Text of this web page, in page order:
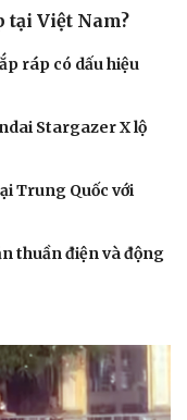
tại Việt Nam?
ráp có dấu hiệu
Stargazer X lộ
Trung Quốc với
thuần điện và động